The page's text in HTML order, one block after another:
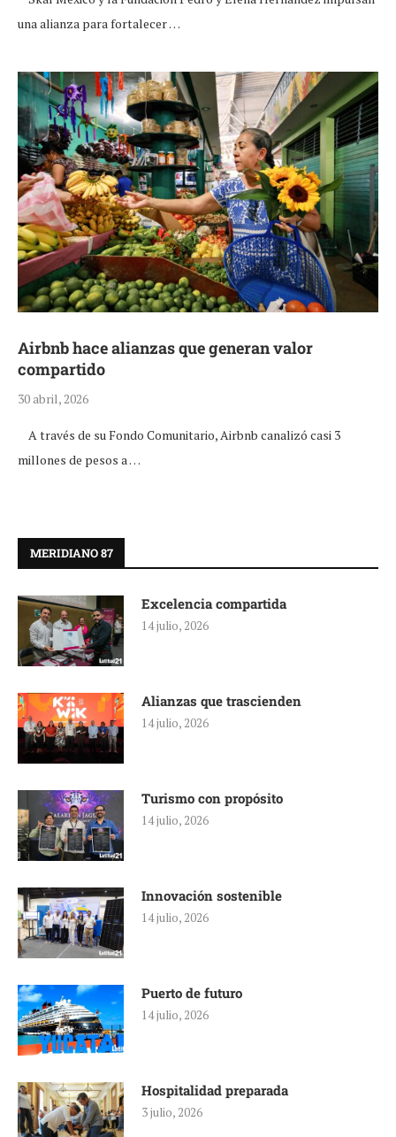
una alianza para fortalecer …
Airbnb hace alianzas que generan valor
compartido
30 abril, 2026
A través de su Fondo Comunitario, Airbnb canalizó casi 3
millones de pesos a …
MERIDIANO 87
Excelencia compartida
14 julio, 2026
Alianzas que trascienden
14 julio, 2026
Turismo con propósito
14 julio, 2026
Innovación sostenible
14 julio, 2026
Puerto de futuro
14 julio, 2026
Hospitalidad preparada
3 julio, 2026